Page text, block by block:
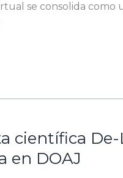
se consolida como
científica
en DOAJ